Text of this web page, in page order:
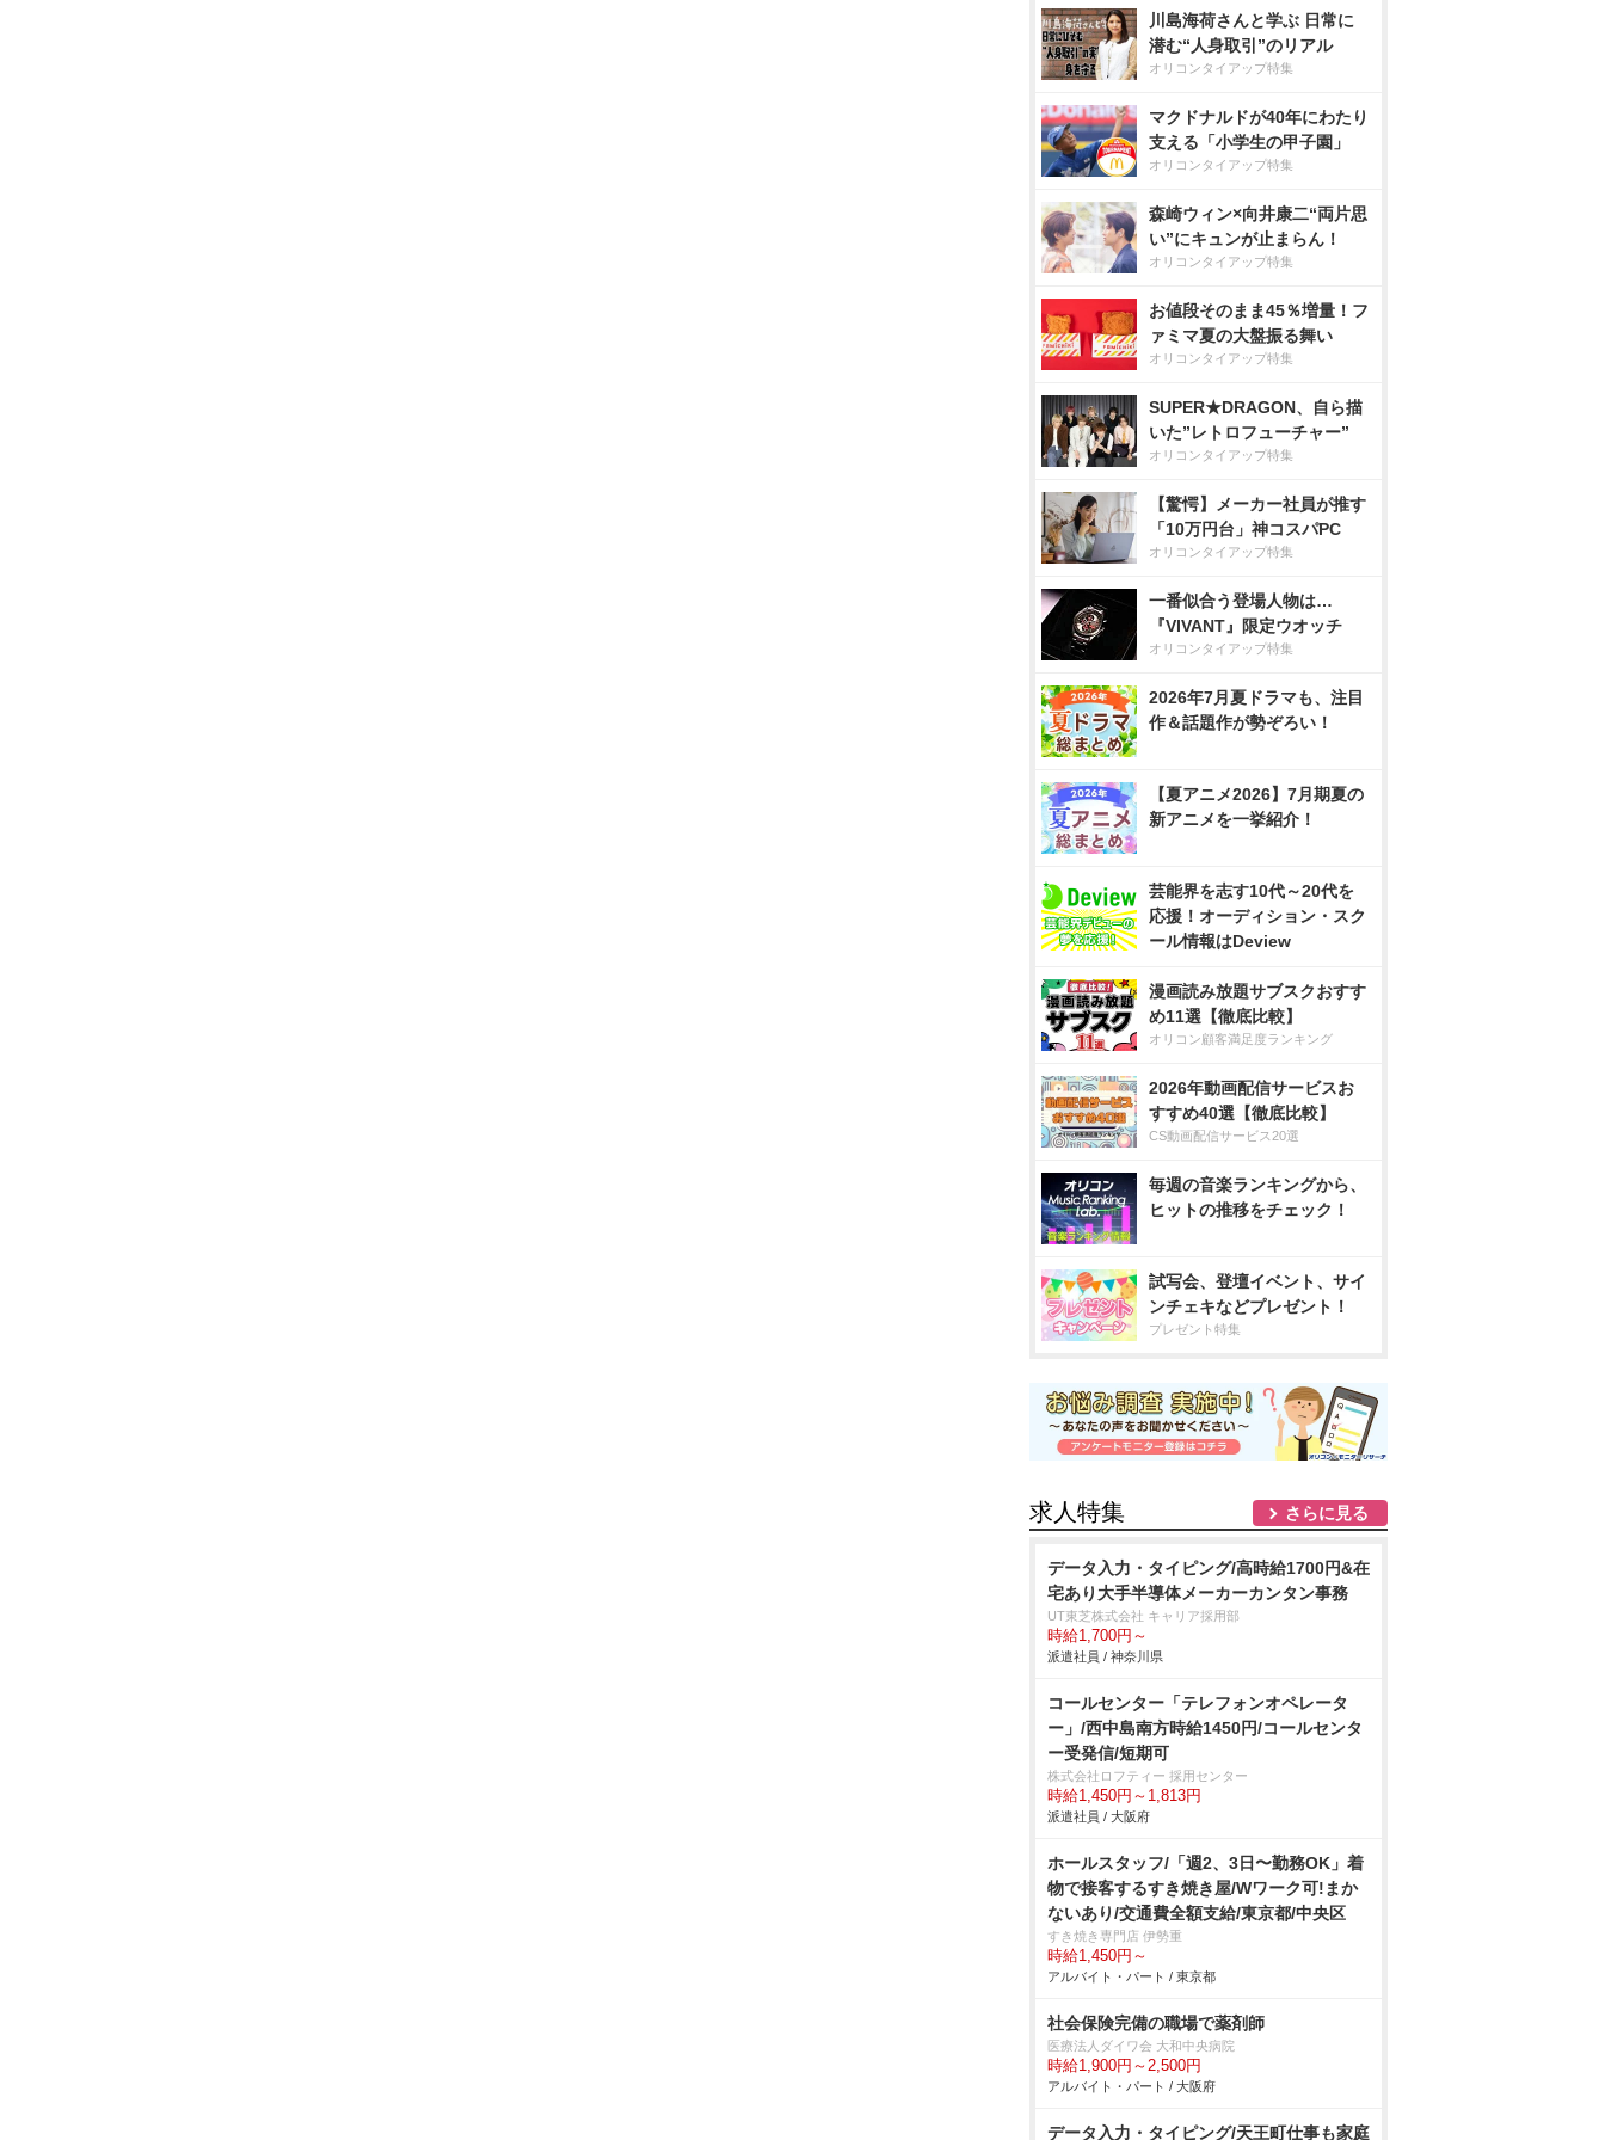
川島海荷さんと学ぶ 日常に
潜む“人身取引”のリアル
オリコンタイアップ特集
マクドナルドが40年にわたり
支える「小学生の甲子園」
オリコンタイアップ特集
森崎ウィン×向井康二“両片思
い”にキュンが止まらん！
オリコンタイアップ特集
お値段そのまま45％増量！フ
ァミマ夏の大盤振る舞い
オリコンタイアップ特集
SUPER★DRAGON、自ら描
いた”レトロフューチャー”
オリコンタイアップ特集
【驚愕】メーカー社員が推す
「10万円台」神コスパPC
オリコンタイアップ特集
一番似合う登場人物は…
『VIVANT』限定ウオッチ
オリコンタイアップ特集
2026年7月夏ドラマも、注目
作＆話題作が勢ぞろい！
【夏アニメ2026】7月期夏の
新アニメを一挙紹介！
芸能界を志す10代～20代を
応援！オーディション・スク
ール情報はDeview
漫画読み放題サブスクおすす
め11選【徹底比較】
オリコン顧客満足度ランキング
2026年動画配信サービスお
すすめ40選【徹底比較】
CS動画配信サービス20選
毎週の音楽ランキングから、
ヒットの推移をチェック！
試写会、登壇イベント、サイ
ンチェキなどプレゼント！
プレゼント特集
求人特集 さらに見る
データ入力・タイピング/高時給1700円&在
宅あり大手半導体メーカーカンタン事務
UT東芝株式会社 キャリア採用部
時給1,700円～
派遣社員 / 神奈川県
コールセンター「テレフォンオペレータ
ー」/西中島南方時給1450円/コールセンタ
ー受発信/短期可
株式会社ロフティー 採用センター
時給1,450円～1,813円
派遣社員 / 大阪府
ホールスタッフ/「週2、3日〜勤務OK」着
物で接客するすき焼き屋/Wワーク可!まか
ないあり/交通費全額支給/東京都/中央区
すき焼き専門店 伊勢重
時給1,450円～
アルバイト・パート / 東京都
社会保険完備の職場で薬剤師
医療法人ダイワ会 大和中央病院
時給1,900円～2,500円
アルバイト・パート / 大阪府
データ入力・タイピング/天王町仕事も家庭